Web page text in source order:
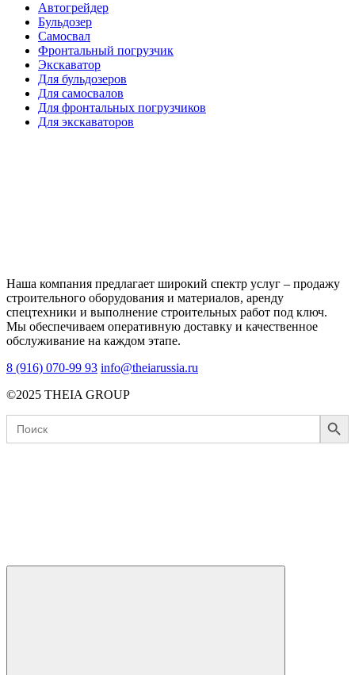
Автогрейдер
Бульдозер
Самосвал
Фронтальный погрузчик
Экскаватор
Для бульдозеров
Для самосвалов
Для фронтальных погрузчиков
Для экскаваторов
Наша компания предлагает широкий спектр услуг – продажу
строительного оборудования и материалов, аренду
спецтехники и выполнение строительных работ под ключ.
Мы обеспечиваем оперативную доставку и качественное
обслуживание на каждом этапе.
8 (916) 070-99 93 info@theiarussia.ru
©2025 THEIA GROUP
Search
for:
Search Button